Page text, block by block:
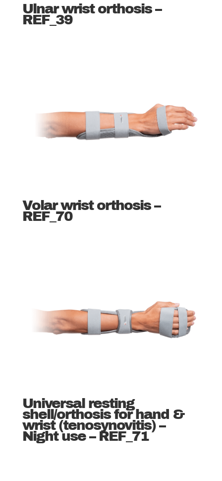
Ulnar wrist orthosis –
REF_39
Volar wrist orthosis –
REF_70
Universal resting
shell/orthosis for hand &
wrist (tenosynovitis) –
Night use – REF_71